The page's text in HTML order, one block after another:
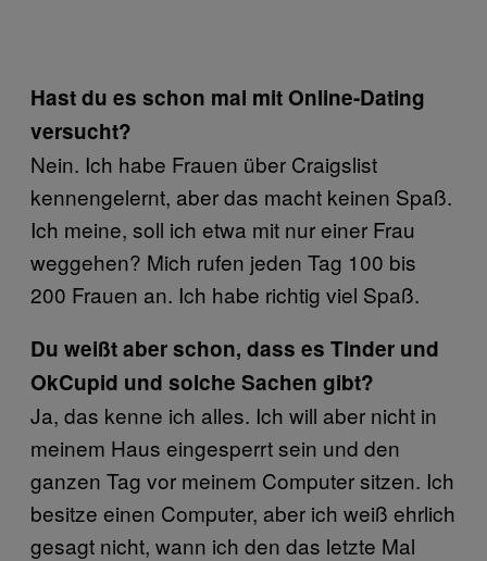
Hast du es schon mal mit Online-Dating
versucht?
Nein. Ich habe Frauen über Craigslist
kennengelernt, aber das macht keinen Spaß.
Ich meine, soll ich etwa mit nur einer Frau
weggehen? Mich rufen jeden Tag 100 bis
200 Frauen an. Ich habe richtig viel Spaß.
Du weißt aber schon, dass es Tinder und
OkCupid und solche Sachen gibt?
Ja, das kenne ich alles. Ich will aber nicht in
meinem Haus eingesperrt sein und den
ganzen Tag vor meinem Computer sitzen. Ich
besitze einen Computer, aber ich weiß ehrlich
gesagt nicht, wann ich den das letzte Mal